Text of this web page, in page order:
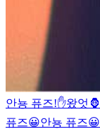
안뇽 퓨즈!✋왔엇🦍
퓨즈😀안뇽 퓨즈😀